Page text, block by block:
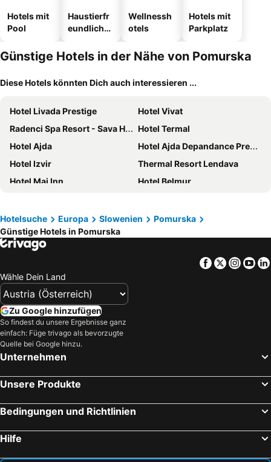
Hotels mit
Pool
Haustierfr
eundliche
Wellnessh
otels
Hotels mit
Parkplatz
Günstige Hotels in der Nähe von Pomurska
Diese Hotels könnten Dich auch interessieren ...
Hotel Livada Prestige
Hotel Vivat
Radenci Spa Resort - Sava Hotels & Resorts
Hotel Termal
Hotel Ajda
Hotel Ajda Depandance Prekmurska Vas - Terme 3000 - Sava Hotels & Resorts
Hotel Izvir
Thermal Resort Lendava
Hotel Maj Inn
Hotel Belmur
Hotel Zeleni Gaj
Hotel Strk
Hotel Imperium
Hotel Cubis
Turistična Kmetija Čebelji Gradič
Apartments Sunrise Banovci
Hotel Zvezda
Agroturism Jures
Terme Banovci - Hotelsko naselje Zeleni gaj
Atera
GRAND CENTRAL LJUTOMER
Falkensteiner Premium Camping Lake Blagus
Hotelsuche Europa Slowenien
Pomurska
Günstige Hotels in Pomurska
Facebook
Twitter
Wähle Dein Land
Zu Google hinzufügen
So findest du unsere Ergebnisse ganz
einfach: Füge trivago als bevorzugte
Quelle bei Google hinzu.
Unternehmen
Unsere Produkte
Bedingungen und Richtlinien
Hilfe